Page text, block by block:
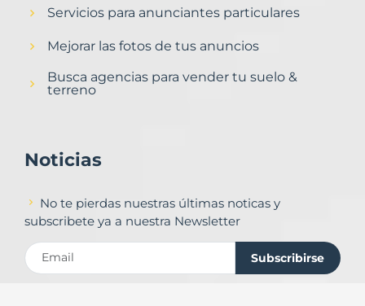
Servicios para anunciantes particulares
Mejorar las fotos de tus anuncios
Busca agencias para vender tu suelo &
terreno
Noticias
No te pierdas nuestras últimas noticas y
subscribete ya a nuestra Newsletter
Subscribirse